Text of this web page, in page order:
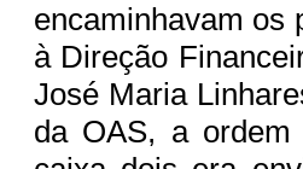
encaminhavam os
à Direção
José Maria
da OAS, a